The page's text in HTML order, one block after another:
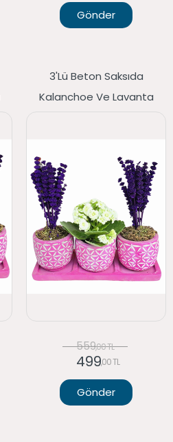
Gönder
3'lü Beton Saksıda
Kalanchoe Ve Lavanta
559,00 TL
499,00 TL
Gönder